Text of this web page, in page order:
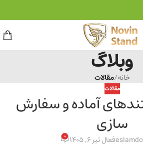
وبلاگ
خانه/مقالات
مقالات
آماده و سفارش
سازی
فعال تیر 6, 1405 0